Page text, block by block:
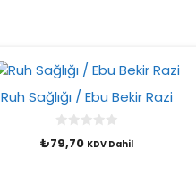
Ruh Sağlığı / Ebu Bekir Razi
0
o
₺79,70 KDV Dahil